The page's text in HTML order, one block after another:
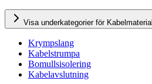
Visa underkategorier för Kabelmaterial
Krympslang
Kabelstrumpa
Bomullsisolering
Kabelavslutning